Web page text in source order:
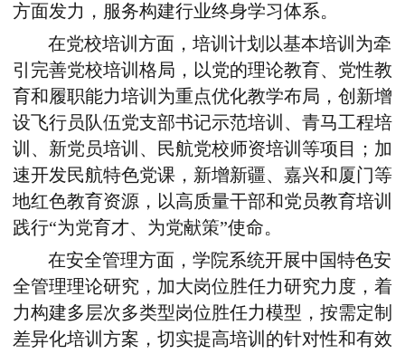
方面发力，服务构建行业终身学习体系。
在党校培训方面，培训计划以基本培训为牵
引完善党校培训格局，以党的理论教育、党性教
育和履职能力培训为重点优化教学布局，创新增
设飞行员队伍党支部书记示范培训、青马工程培
训、新党员培训、民航党校师资培训等项目； 加
速开发民航特色党课 ，新增新疆、嘉兴和厦门等
地红色教育资源，以高质量干部和党员教育培训
践行“为党育才、为党献策”使命。
在安全管理方面，学院系统开展中国特色安
全管理理论研究，加大岗位胜任力研究力度，着
力构建多层次多类型岗位胜任力模型，按需定制
差异化培训方案，切实提高培训的针对性和有效